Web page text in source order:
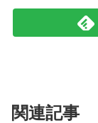
関連記事